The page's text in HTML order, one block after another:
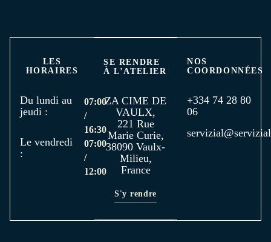
LES
HORAIRES
Du lundi au
jeudi :
07:00
/
16:30
Le vendredi
:
07:00
/
12:00
SE RENDRE
À L’ATELIER
ZA CIME DE
VAULX,
221 Rue
Marie Curie,
38090 Vaulx-
Milieu,
France
S'y rendre
NOS
COORDONNÉES
+334 74 28 80
06